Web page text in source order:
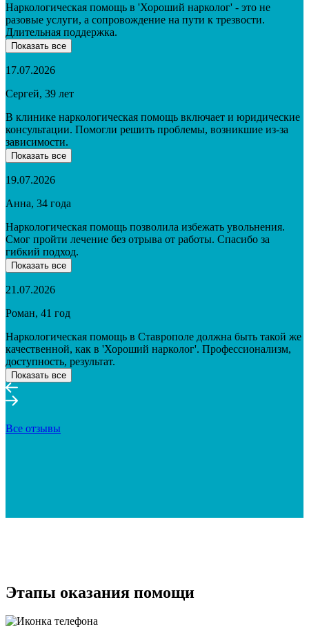
Наркологическая помощь в 'Хороший нарколог' - это не
разовые услуги, а сопровождение на пути к трезвости.
Длительная поддержка.
Показать все
17.07.2026
Сергей, 39 лет
В клинике наркологическая помощь включает и юридические
консультации. Помогли решить проблемы, возникшие из-за
зависимости.
Показать все
19.07.2026
Анна, 34 года
Наркологическая помощь позволила избежать увольнения.
Смог пройти лечение без отрыва от работы. Спасибо за
гибкий подход.
Показать все
21.07.2026
Роман, 41 год
Наркологическая помощь в Ставрополе должна быть такой же
качественной, как в 'Хороший нарколог'. Профессионализм,
доступность, результат.
Показать все
Все отзывы
Этапы оказания помощи